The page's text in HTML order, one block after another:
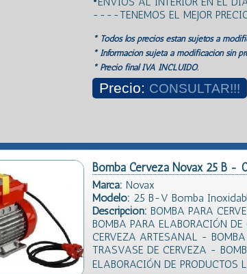
----TENEMOS EL MEJOR
* Todos los precios estan sujetos a
* Información sujeta a modificación sin
* Precio final IVA INCLUIDO.
Precio: CONSULTAR!!!
Bomba Cerveza Novax 25 B -
Marca: Novax
Modelo: 25 B-V Bomba
Descripción: BOMBA PARA
BOMBA PARA ELABORACIÓN
CERVEZA ARTESANAL -
TRASVASE DE CERVEZA -
ELABORACIÓN DE PRODUCTOS